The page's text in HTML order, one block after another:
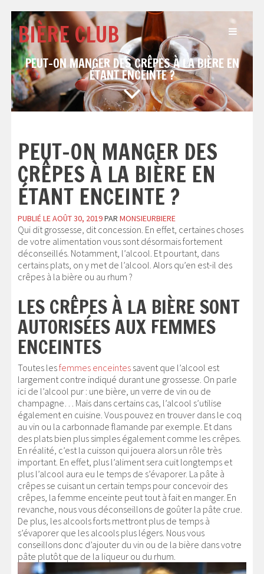
contenuBIÈRE CLUB
PEUT-ON MANGER DES CRÊPES À LA BIÈRE EN
ÉTANT ENCEINTE ?
PEUT-ON MANGER DES
CRÊPES À LA BIÈRE EN
ÉTANT ENCEINTE ?
PUBLIÉ LEAOÛT 30, 2019PAR MONSIEURBIERE
Qui dit grossesse, dit concession. En effet, certaines choses
de votre alimentation vous sont désormais fortement
déconseillés. Notamment, l’alcool. Et pourtant, dans
certains plats, on y met de l’alcool. Alors qu’en est-il des
crêpes à la bière ou au rhum ?
LES CRÊPES À LA BIÈRE SONT
AUTORISÉES AUX FEMMES
ENCEINTES
Toutes lesfemmes enceintes savent que l’alcool est
largement contre indiqué durant une grossesse. On parle
ici de l’alcool pur : une bière, un verre de vin ou de
champagne… Mais dans certains cas, l’alcool s’utilise
également en cuisine. Vous pouvez en trouver dans le coq
au vin ou la carbonnade flamande par exemple. Et dans
des plats bien plus simples également comme les crêpes.
En réalité, c’est la cuisson qui jouera alors un rôle très
important. En effet, plus l’aliment sera cuit longtemps et
plus l’alcool aura eu le temps de s’évaporer. La pâte à
crêpes se cuisant un certain temps pour concevoir des
crêpes, la femme enceinte peut tout à fait en manger. En
revanche, nous vous déconseillons de goûter la pâte crue.
De plus, les alcools forts mettront plus de temps à
s’évaporer que les alcools plus légers. Nous vous
conseillons donc d’ajouter du vin ou de la bière dans votre
pâte plutôt que de la liqueur ou du rhum.